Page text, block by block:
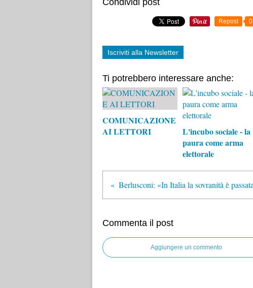
Condividi post
Repost 0
Iscriviti alla Newsletter
Ti potrebbero interessare anche:
COMUNICAZIONE
AI LETTORI
L'incubo sociale - la
paura come arma
elettorale
Commenta il post
Aggiungere un commento